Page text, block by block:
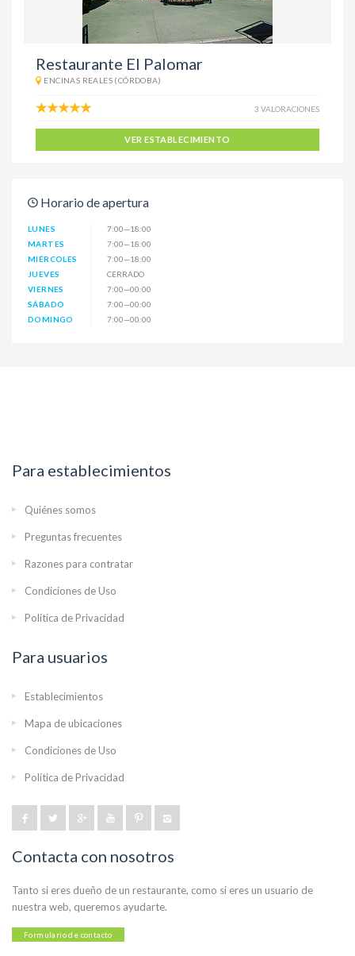
Restaurante El Palomar
ENCINAS REALES (CÓRDOBA)
3 VALORACIONES
VER ESTABLECIMIENTO
Horario de apertura
LUNES
7:00—18:00
MARTES
7:00—18:00
MIÉRCOLES
7:00—18:00
JUEVES
CERRADO
VIERNES
7:00—00:00
SÁBADO
7:00—00:00
DOMINGO
7:00—00:00
Para establecimientos
Quiénes somos
Preguntas frecuentes
Razones para contratar
Condiciones de Uso
Política de Privacidad
Para usuarios
Establecimientos
Mapa de ubicaciones
Condiciones de Uso
Política de Privacidad
Contacta con nosotros
Tanto si eres dueño de un restaurante, como si eres un usuario de
nuestra web, queremos ayudarte.
Formulario de contacto